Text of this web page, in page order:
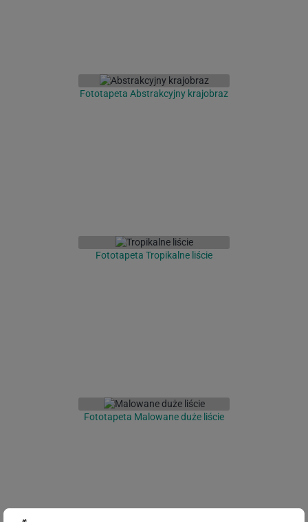
Fototapeta Abstrakcyjny krajobraz
Fototapeta Tropikalne liście
Fototapeta Malowane duże liście